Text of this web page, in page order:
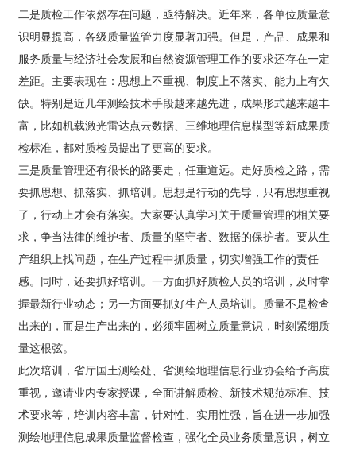
足
球
网-
球
（中
好质检之路，需要抓思想、抓落实、抓培训。思想是行动
真学习关于质量管理的相关要求，争当法律的维护者、质
量的坚守者、数据的保护者。要从生产组织上找问题，在
生产过程中抓质量，切实增强工作的责任感。同时，还要
业动态；另一方面要抓好生产人员培训。质量不是检查出
来的，而是生产出来的，必须牢固树立质量意识，时刻紧
绷质量这根弦。 此次培训，省厅国土测绘处、省测绘地理
解质检、新技术规范标准、技术要求等，培训内容丰富，
针对性、实用性强，旨在进一步加强测绘地理信息成果质
量监督检查，强化全员业务质量意识，树立从业责任意
进一步明确目标责任，把“两级检查一级验收”制度落实到
位，打造精品工程，靠质量求生存、谋发展。希望质检工
作者勇担职责使命，全面提升测绘成果整体质量水平和测
质量发展。 受省自然资源厅国土测绘处委托，省测绘地理
信息行业协会对报名参加2024年全省测绘地理信息质检管
理人员培训的3028人分五期进行培训。目前质检培训工作
二是质检工作依然存在问题，亟待解决。近年来，各单位质量意
识明显提高，各级质量监管力度显著加强。但是，产品、成果和
服务质量与经济社会发展和自然资源管理工作的要求还存在一定
差距。主要表现在：思想上不重视、制度上不落实、能力上有欠
缺。特别是近几年测绘技术手段越来越先进，成果形式越来越丰
富，比如机载激光雷达点云数据、三维地理信息模型等新成果质
检标准，都对质检员提出了更高的要求。
三是质量管理还有很长的路要走，任重道远。走好质检之路，需
要抓思想、抓落实、抓培训。思想是行动的先导，只有思想重视
了，行动上才会有落实。大家要认真学习关于质量管理的相关要
求，争当法律的维护者、质量的坚守者、数据的保护者。要从生
产组织上找问题，在生产过程中抓质量，切实增强工作的责任
感。同时，还要抓好培训。一方面抓好质检人员的培训，及时掌
握最新行业动态；另一方面要抓好生产人员培训。质量不是检查
出来的，而是生产出来的，必须牢固树立质量意识，时刻紧绷质
量这根弦。
此次培训，省厅国土测绘处、省测绘地理信息行业协会给予高度
重视，邀请业内专家授课，全面讲解质检、新技术规范标准、技
术要求等，培训内容丰富，针对性、实用性强，旨在进一步加强
测绘地理信息成果质量监督检查，强化全员业务质量意识，树立